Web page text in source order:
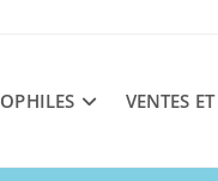
VENTES